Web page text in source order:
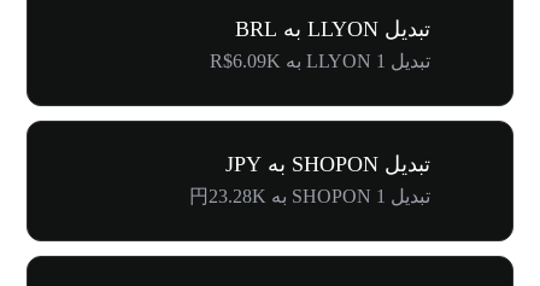
تبدیل LLYON به BRL
تبدیل 1 LLYON به R$6.09K
تبدیل SHOPON به JPY
تبدیل 1 SHOPON به 円23.28K